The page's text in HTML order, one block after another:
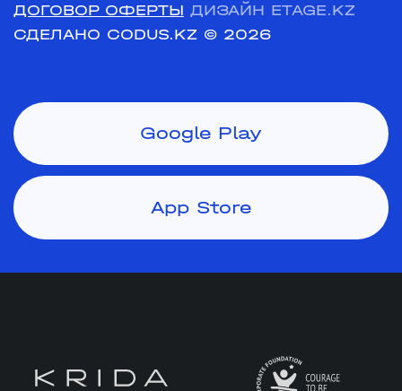
ДОГОВОР ОФЕРТЫ ДИЗАЙН ETAGE.KZ
СДЕЛАНО CODUS.KZ © 2026
Google Play
App Store